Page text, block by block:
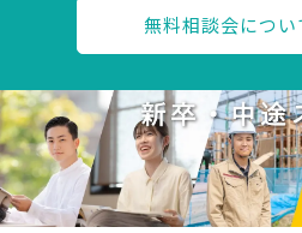
無料相談会につい